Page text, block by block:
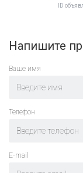
ID
Напишите
Ваше имя
Телефон
E-mail